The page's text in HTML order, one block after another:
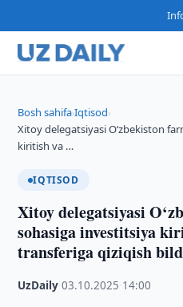
Bosh sahifa›Iqtisod›
Xitoy delegatsiyasi O‘zbekiston
kiritish va …
IQTISOD
Xitoy delegatsiyasi
sohasiga investitsiya
transferiga qiziqish
UzDaily ·03.10.2025 14:00